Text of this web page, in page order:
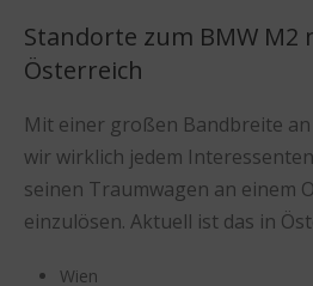
Standorte zum BMW M2
Österreich
Mit einer großen Bandbreite an
wir wirklich jedem
seinen Traumwagen an einem
einzulösen. Aktuell ist das in
Wien